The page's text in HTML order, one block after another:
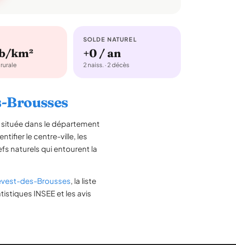
km²
SOLDE NATUREL
+0 / an
2 naiss. · 2 décès
Brousses
située dans le département
le centre-ville, les
naturels qui entourent la
des-Brousses, la liste
INSEE et les avis